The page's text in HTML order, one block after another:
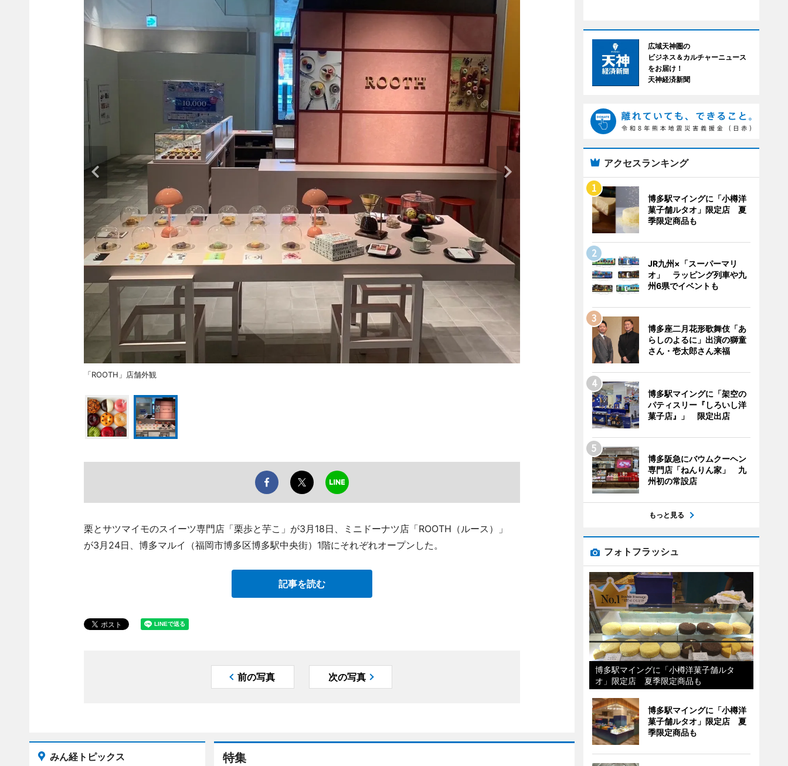
「ROOTH」店舗外観
栗とサツマイモのスイーツ専門店「栗歩と芋こ」が3月18日、ミニドーナツ店「ROOTH（ルース）」
が3月24日、博多マルイ（福岡市博多区博多駅中央街）1階にそれぞれオープンした。
記事を読む
前の写真 次の写真
特集
みん経トピックス
広域天神圏の
ビジネス＆カルチャーニュース
をお届け！
天神経済新聞
アクセスランキング
博多駅マイングに「小樽洋
菓子舗ルタオ」限定店 夏
季限定商品も
JR九州×「スーパーマリ
オ」 ラッピング列車や九
州6県でイベントも
博多座二月花形歌舞伎「あ
らしのよるに」出演の獅童
さん・壱太郎さん来福
博多駅マイングに「架空の
パティスリー『しろいし洋
菓子店』」 限定出店
博多阪急にバウムクーヘン
専門店「ねんりん家」 九
州初の常設店
もっと見る
フォトフラッシュ
博多駅マイングに「小樽洋菓子舗ルタ
オ」限定店 夏季限定商品も
博多駅マイングに「小樽洋
菓子舗ルタオ」限定店 夏
季限定商品も